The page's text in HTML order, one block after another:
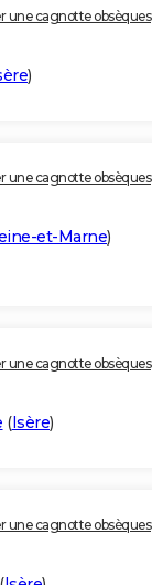
une cagnotte obsèques
)
une cagnotte obsèques
et-Marne)
une cagnotte obsèques
(Isère)
une cagnotte obsèques